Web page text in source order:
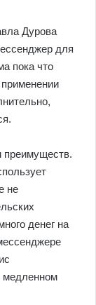
Дурова
для
пока что
преимуществ.
не
денег на
медленном